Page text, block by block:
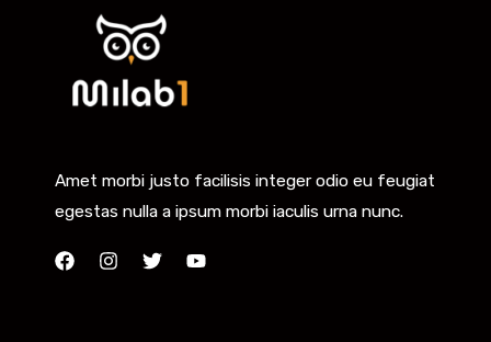
Amet morbi justo facilisis integer odio eu feugiat
egestas nulla a ipsum morbi iaculis urna nunc.